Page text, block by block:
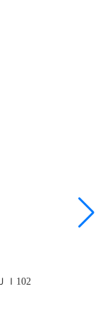
Ｉ102